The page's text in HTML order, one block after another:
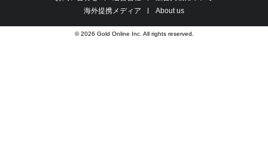
海外提携メディア
About us
© 2026 Gold Online Inc. All rights reserved.